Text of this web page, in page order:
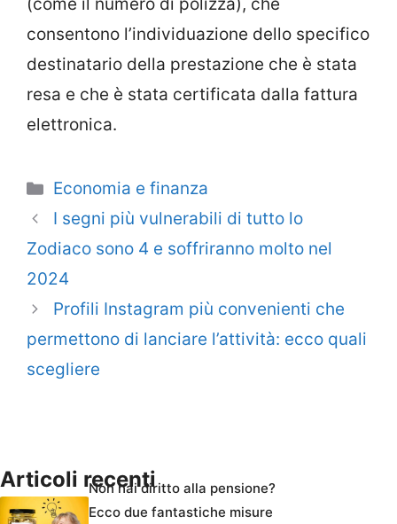
(come il numero di polizza), che
consentono l’individuazione dello specifico
destinatario della prestazione che è stata
resa e che è stata certificata dalla fattura
elettronica.
Categorie
Economia e finanza
I segni più vulnerabili di tutto lo
Zodiaco sono 4 e soffriranno molto nel
2024
Profili Instagram più convenienti che
permettono di lanciare l’attività: ecco quali
scegliere
Articoli recentiNon hai diritto alla pensione?
Ecco due fantastiche misure